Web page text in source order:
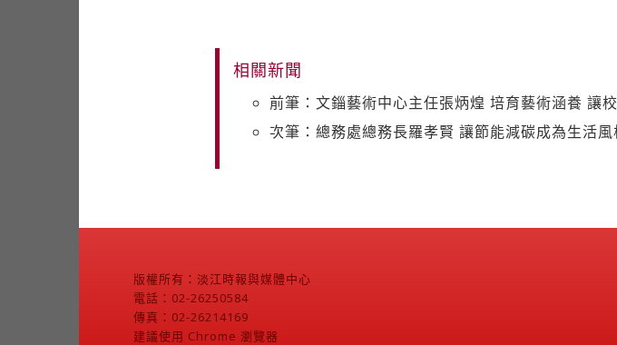
相關新聞
前筆：文錙藝術中心主任張炳煌 培育藝術涵養 讓
次筆：總務處總務長羅孝賢 讓節能減碳成為生活風
版權所有：淡江時報與媒體中心
電話：02-26250584
傳真：02-26214169
建議使用 Chrome 瀏覽器